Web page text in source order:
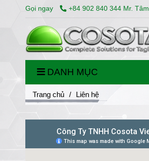
Gọi ngay +84 902 840 344 Mr. Tâm
DANH MỤC
Trang chủ / Liên hệ